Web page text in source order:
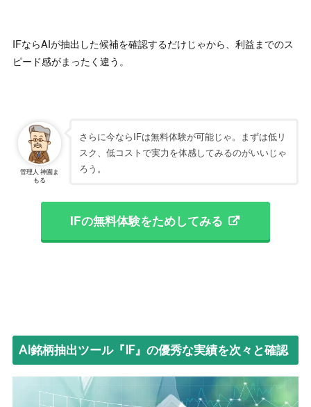
IFならAIが抽出した候補を確認するだけじゃから、利益までのス
ピード感がまったく違う。
管理人 神園ま
もる
さらに今ならIFは無料体験が可能じゃ。まずは低リ
スク、低コストで実力を体感してみるのがいいじゃ
ろう。
IFの無料体験をためしてみる
AI銘柄抽出ツール『IF』の優秀な実績を次々と確認